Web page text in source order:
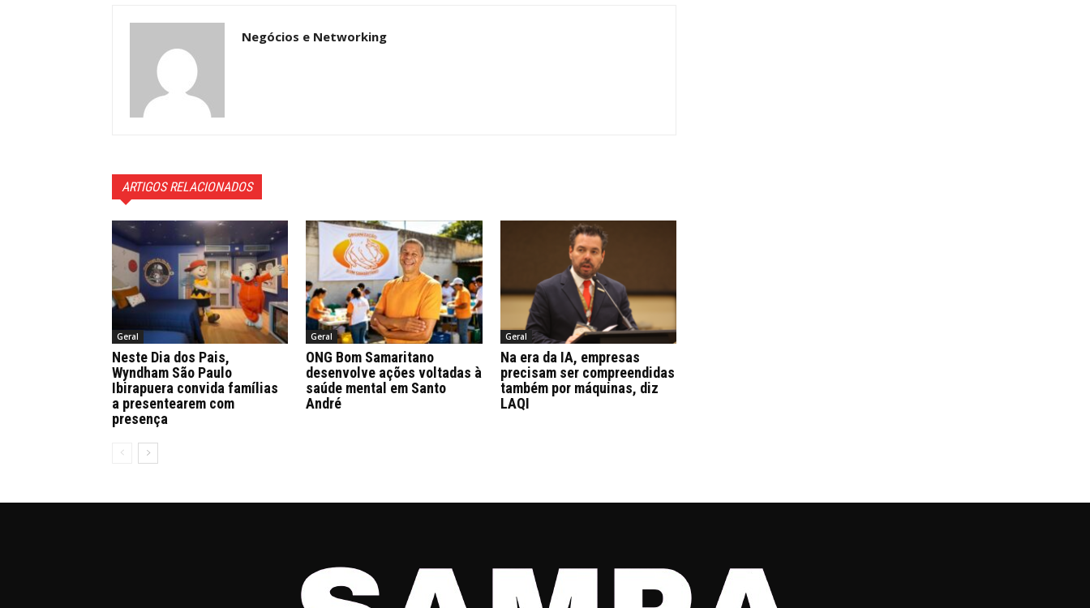
Negócios e Networking
ARTIGOS RELACIONADOS
Geral
Neste Dia dos Pais,
Wyndham São Paulo
Ibirapuera convida famílias
a presentearem com
presença
Geral
ONG Bom Samaritano
desenvolve ações voltadas à
saúde mental em Santo
André
Geral
Na era da IA, empresas
precisam ser compreendidas
também por máquinas, diz
LAQI